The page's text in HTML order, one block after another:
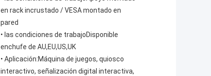
en rack incrustado / VESA montado en
pared
• las condiciones de trabajoDisponible
enchufe de AU,EU,US,UK
• Aplicación:Máquina de juegos, quiosco
interactivo, señalización digital interactiva,